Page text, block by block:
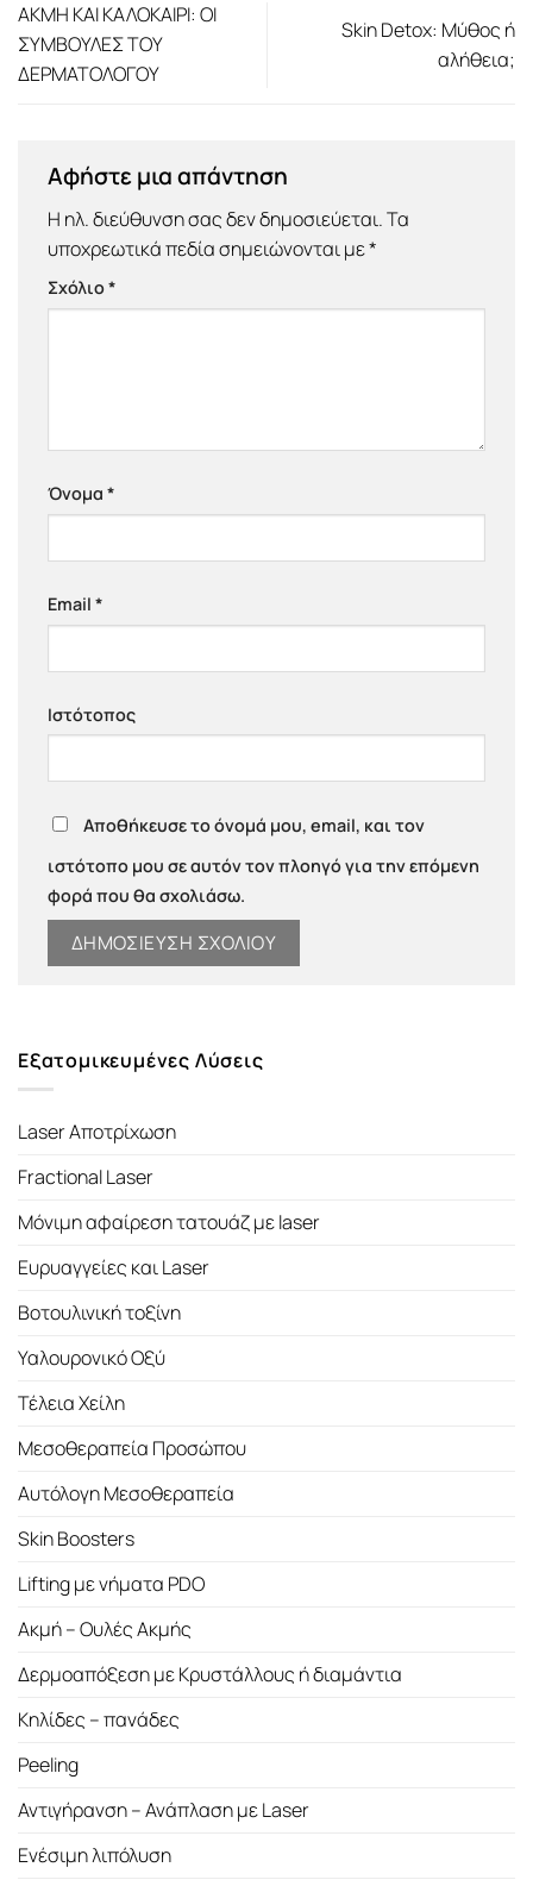
ΑΚΜΗ ΚΑΙ ΚΑΛΟΚΑΙΡΙ: ΟΙ
ΣΥΜΒΟΥΛΕΣ ΤΟΥ
ΔΕΡΜΑΤΟΛΟΓΟΥ
Skin Detox: Μύθος ή
αλήθεια;
Αφήστε μια απάντηση
Η ηλ. διεύθυνση σας δεν δημοσιεύεται.Τα
υποχρεωτικά πεδία σημειώνονται με*
Σχόλιο*
Όνομα *
Email *
Ιστότοπος
Αποθήκευσε το όνομά μου, email, και τον
ιστότοπο μου σε αυτόν τον πλοηγό για την επόμενη
φορά που θα σχολιάσω.
Εξατομικευμένες Λύσεις
Laser Αποτρίχωση
Fractional Laser
Μόνιμη αφαίρεση τατουάζ με laser
Ευρυαγγείες και Laser
Βοτουλινική τοξίνη
Υαλουρονικό Οξύ
Τέλεια Χείλη
Μεσοθεραπεία Προσώπου
Αυτόλογη Μεσοθεραπεία
Skin Boosters
Lifting με νήματα PDO
Ακμή – Ουλές Ακμής
Δερμοαπόξεση με Κρυστάλλους ή διαμάντια
Κηλίδες – πανάδες
Peeling
Αντιγήρανση – Ανάπλαση με Laser
Ενέσιμη λιπόλυση